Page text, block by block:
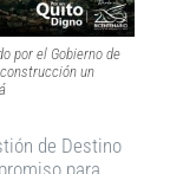
por el Gobierno de
un
de Destino
para